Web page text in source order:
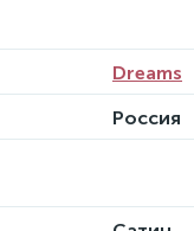
Dreams
Россия